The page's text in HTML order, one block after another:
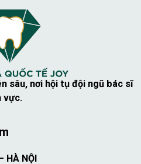
sâu, nơi hội tụ đội ngũ bác sĩ
vực.
HÀ NỘI